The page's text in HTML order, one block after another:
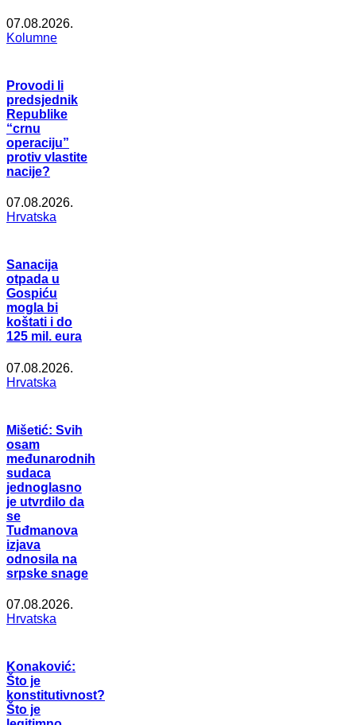
07.08.2026.
Kolumne
Provodi li
predsjednik
Republike
“crnu
operaciju”
protiv vlastite
nacije?
07.08.2026.
Hrvatska
Sanacija
otpada u
Gospiću
mogla bi
koštati i do
125 mil. eura
07.08.2026.
Hrvatska
Mišetić: Svih
osam
međunarodnih
sudaca
jednoglasno
je utvrdilo da
se
Tuđmanova
izjava
odnosila na
srpske snage
07.08.2026.
Hrvatska
Konaković:
Što je
konstitutivnost?
Što je